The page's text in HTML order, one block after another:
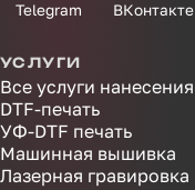
Telegram ВКонтакте
УСЛУГИ
Все услуги нанесения
DTF-печать
УФ-DTF печать
Машинная вышивка
Лазерная гравировка